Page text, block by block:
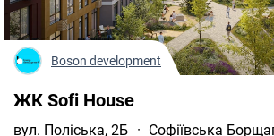
ЖК Sofi House
вул. Поліська, 2Б · Софіївська
Boson development